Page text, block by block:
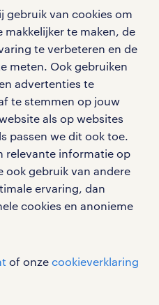
gebruik van cookies om
te maken, de
te verbeteren en de
meten. Ook gebruiken
advertenties te
te stemmen op jouw
als op websites
passen we dit ook toe.
relevante informatie op
ook gebruik van andere
ervaring, dan
cookies en anonieme
of onze cookieverklaring
je intercedent.
omtrent